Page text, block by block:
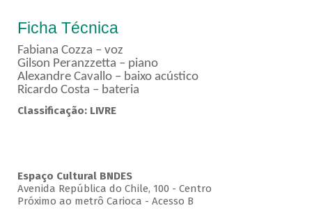
Ficha Técnica
Fabiana Cozza – voz
Gilson Peranzzetta – piano
Alexandre Cavallo – baixo acústico
Ricardo Costa – bateria
Classificação: LIVRE
Espaço Cultural BNDES
Avenida República do Chile, 100 - Centro
Próximo ao metrô Carioca - Acesso B